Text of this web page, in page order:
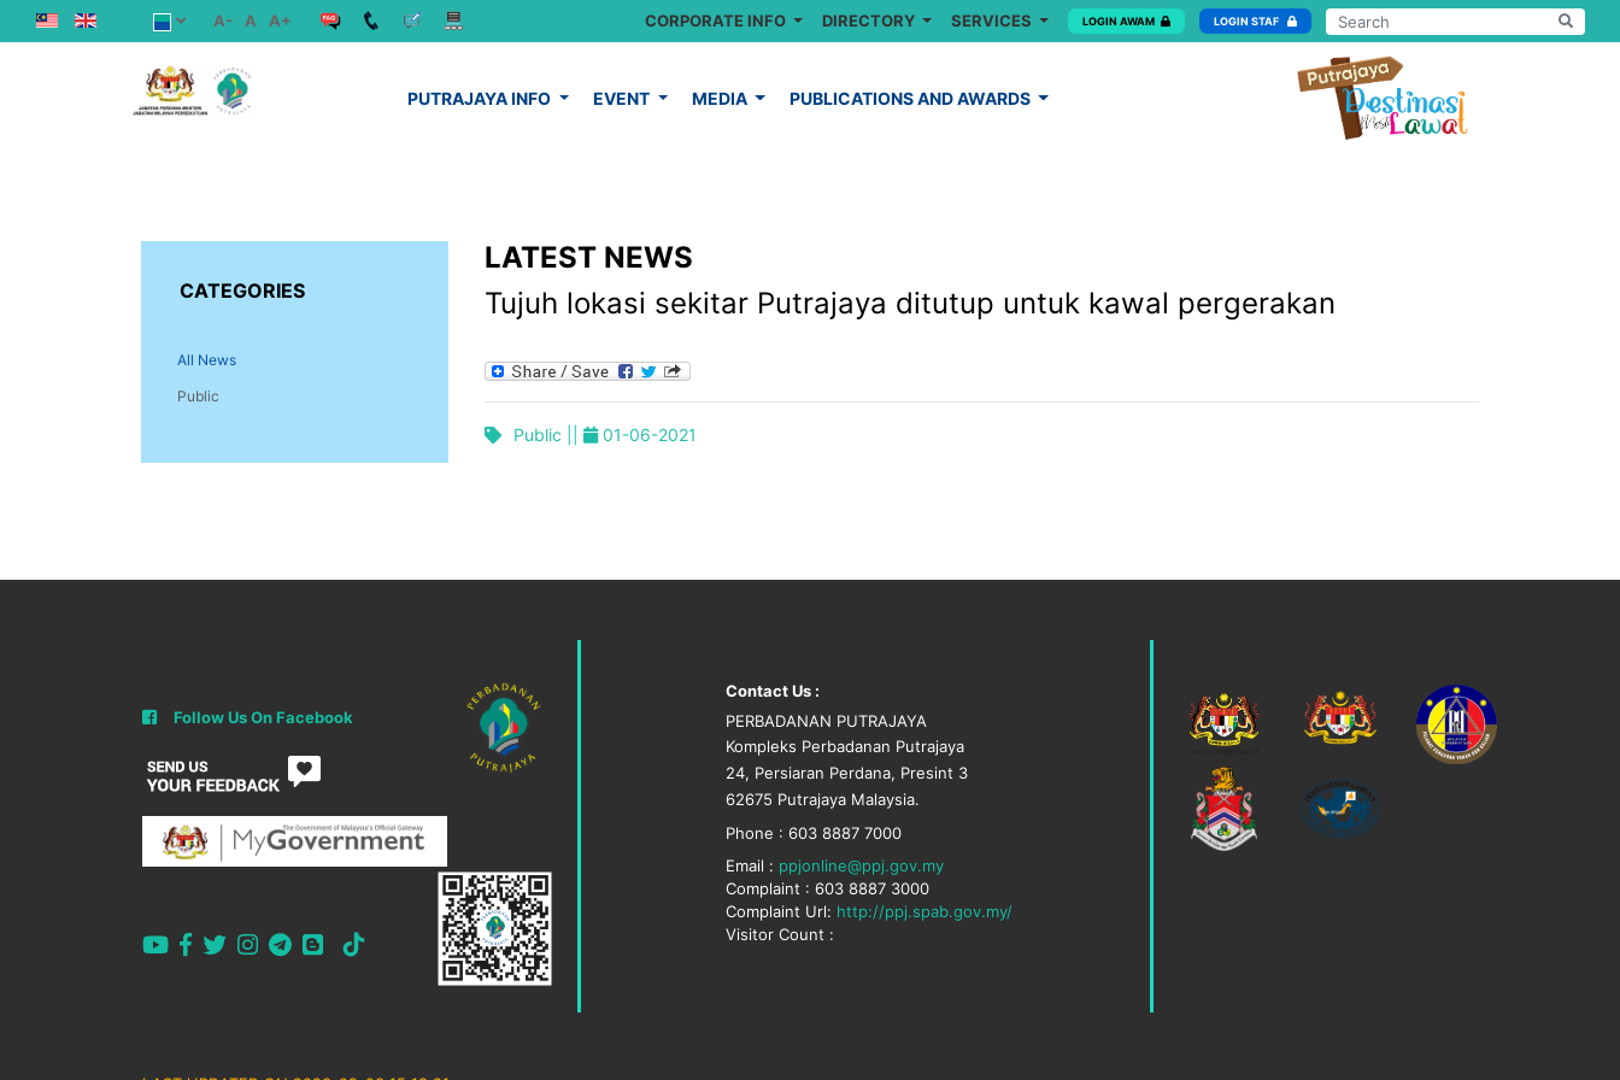
A- A A+ CORPORATE INFO DIRECTORY SERVICES LOGIN AWAM LOGIN STAF
PUTRAJAYA INFO EVENT MEDIA PUBLICATIONS AND AWARDS
CATEGORIES
All News
Public
LATEST NEWS
Tujuh lokasi sekitar Putrajaya ditutup untuk kawal pergerakan
Public || 01-06-2021
Follow Us On Facebook
Contact Us :
PERBADANAN PUTRAJAYA
Kompleks Perbadanan Putrajaya
24, Persiaran Perdana, Presint 3
62675 Putrajaya Malaysia.
Phone : 603 8887 7000
Email : ppjonline@ppj.gov.my
Complaint : 603 8887 3000
Complaint Url: http://ppj.spab.gov.my/
Visitor Count :